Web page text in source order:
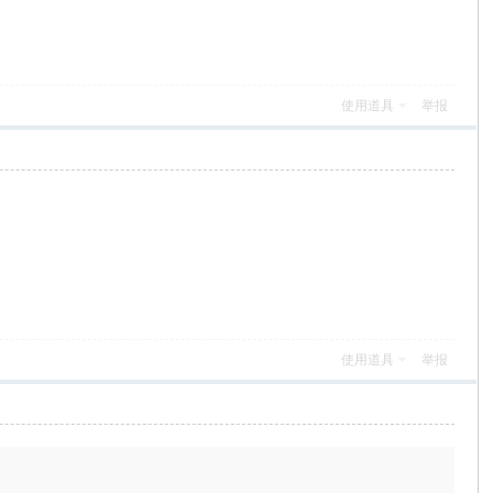
使用道具 举报
使用道具 举报